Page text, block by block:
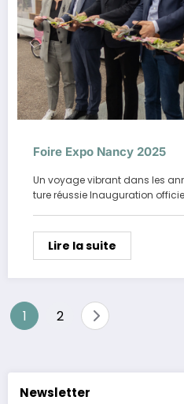
Foire Expo Nancy 2025
Un voyage vibrant dans les
ture réussie Inauguration
Lire la suite
Pagination
1 2
Newsletter